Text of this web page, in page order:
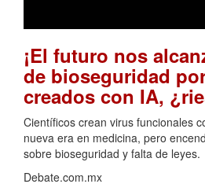
¡El futuro nos
de bioseguridad
creados con IA,
Científicos crean virus funcionales
nueva era en medicina, pero
sobre bioseguridad y falta de leyes.
Debate.com.mx